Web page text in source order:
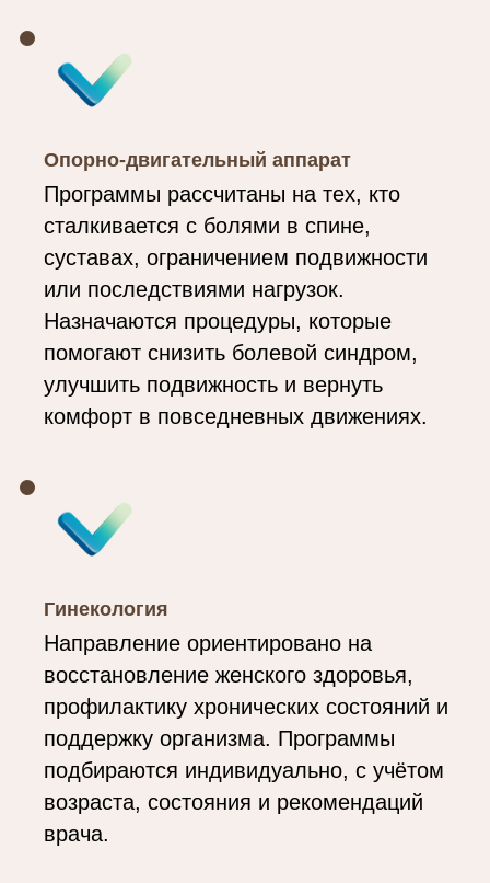
Опорно-двигательный аппарат
Программы рассчитаны на тех, кто
сталкивается с болями в спине,
суставах, ограничением подвижности
или последствиями нагрузок.
Назначаются процедуры, которые
помогают снизить болевой синдром,
улучшить подвижность и вернуть
комфорт в повседневных движениях.
Гинекология
Направление ориентировано на
восстановление женского здоровья,
профилактику хронических состояний и
поддержку организма. Программы
подбираются индивидуально, с учётом
возраста, состояния и рекомендаций
врача.